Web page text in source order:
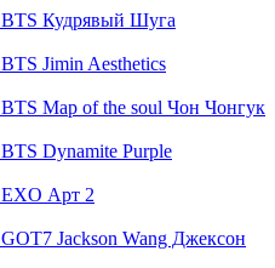
BTS Кудрявый Шуга
BTS Jimin Aesthetics
BTS Map of the soul Чон Чонгук
BTS Dynamite Purple
EXO Арт 2
GOT7 Jackson Wang Джексон